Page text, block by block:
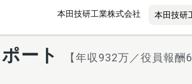
本田技研工業株式会社
ート 【年収932万／役員報酬